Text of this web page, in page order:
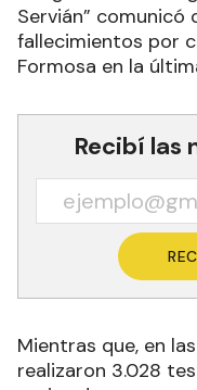
Servián”
fallecimientos por
Formosa en la
Recibí las
Mientras que, en
realizaron 3.028